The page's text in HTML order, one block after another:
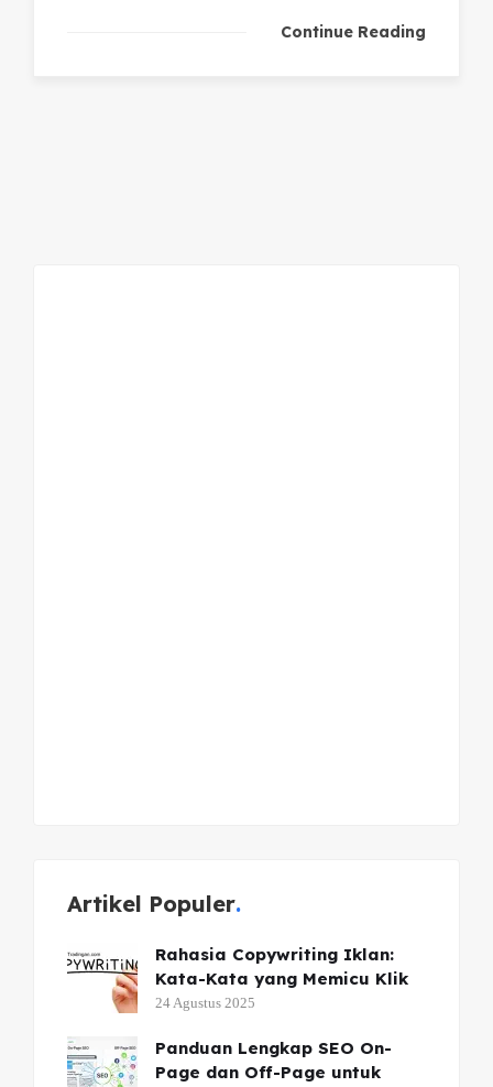
Continue Reading
Artikel Populer
Rahasia Copywriting Iklan:
Kata-Kata yang Memicu Klik
24 Agustus 2025
Panduan Lengkap SEO On-
Page dan Off-Page untuk